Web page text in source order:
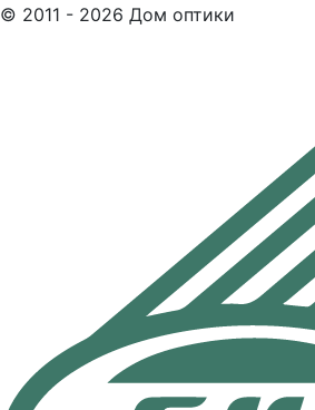
© 2011 - 2026 Дом оптики